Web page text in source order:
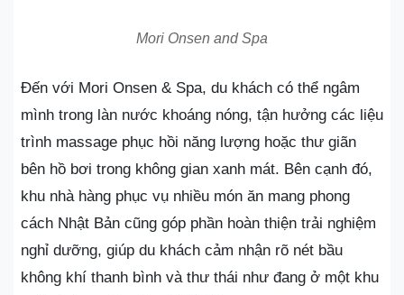
Mori Onsen and Spa
Đến với Mori Onsen & Spa, du khách có thể ngâm
mình trong làn nước khoáng nóng, tận hưởng các liệu
trình massage phục hồi năng lượng hoặc thư giãn
bên hồ bơi trong không gian xanh mát. Bên cạnh đó,
khu nhà hàng phục vụ nhiều món ăn mang phong
cách Nhật Bản cũng góp phần hoàn thiện trải nghiệm
nghỉ dưỡng, giúp du khách cảm nhận rõ nét bầu
không khí thanh bình và thư thái như đang ở một khu